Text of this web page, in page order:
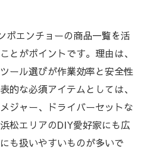
松DIY素材と活用アイデア
広がる浜松DIY生活
せる工具選びの基本ポイン
ョー商品一覧で見つける便
ップで効率的に工具を揃え
ボエンチョーの商品一覧を活
とがポイントです。理由は、
ール選びが作業効率と安全性
的な必須アイテムとしては、
ジャー、ドライバーセットな
松エリアのDIY愛好家にも広
も扱いやすいものが多いで